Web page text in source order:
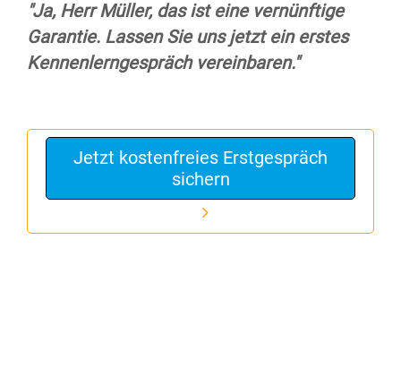
"Ja, Herr Müller, das ist eine vernünftige
Garantie. Lassen Sie uns jetzt ein erstes
Kennenlerngespräch vereinbaren."
Jetzt kostenfreies Erstgespräch
sichern